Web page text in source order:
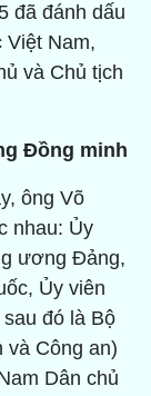
đã đánh dấu
Việt Nam,
và Chủ tịch
Đồng minh
ông Võ
nhau: Ủy
ương Đảng,
Ủy viên
đó là Bộ
và Công an)
Dân chủ